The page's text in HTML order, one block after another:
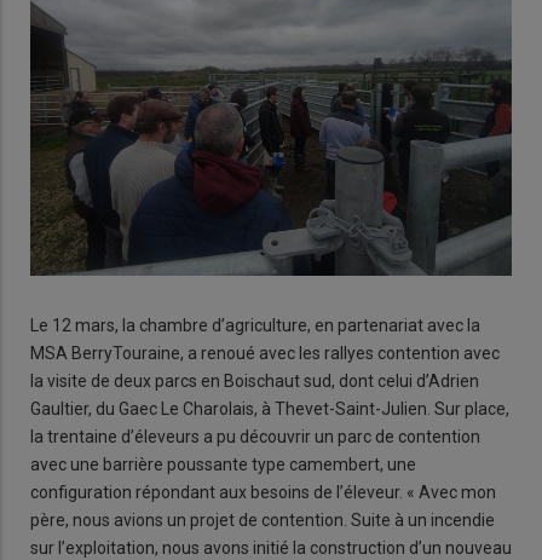
Le 12 mars, la chambre d’agriculture, en partenariat avec la
MSA BerryTouraine, a renoué avec les rallyes contention avec
la visite de deux parcs en Boischaut sud, dont celui d’Adrien
Gaultier, du Gaec Le Charolais, à Thevet-Saint-Julien. Sur place,
la trentaine d’éleveurs a pu découvrir un parc de contention
avec une barrière poussante type camembert, une
configuration répondant aux besoins de l’éleveur. « Avec mon
père, nous avions un projet de contention. Suite à un incendie
sur l’exploitation, nous avons initié la construction d’un nouveau